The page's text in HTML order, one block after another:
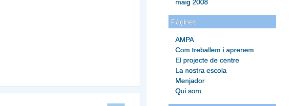
maig 2008
Pàgines
AMPA
Com treballem i aprenem
El projecte de centre
La nostra escola
Menjador
Qui som